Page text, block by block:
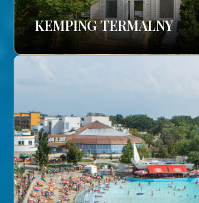
KEMPING TERMALNY